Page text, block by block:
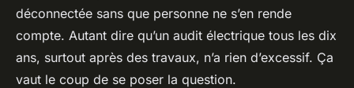
déconnectée sans que personne ne s’en rende
compte. Autant dire qu’un audit électrique tous les dix
ans, surtout après des travaux, n’a rien d’excessif. Ça
vaut le coup de se poser la question.